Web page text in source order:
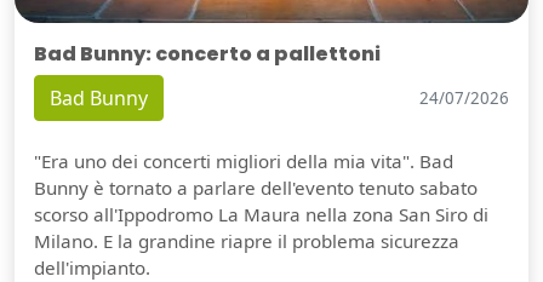
Bad Bunny: concerto a pallettoni
Bad Bunny 24/07/2026
"Era uno dei concerti migliori della mia vita". Bad
Bunny è tornato a parlare dell'evento tenuto sabato
scorso all'Ippodromo La Maura nella zona San Siro di
Milano. E la grandine riapre il problema sicurezza
dell'impianto.